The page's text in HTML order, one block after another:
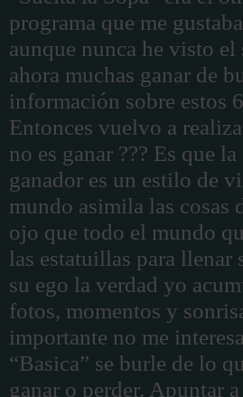
programa que me
aunque nunca he visto
ahora muchas ganar de
información sobre estos
Entonces vuelvo a
no es ganar ??? Es que
ganador es un estilo de
mundo asimila las cosas
ojo que todo el mundo
las estatuillas para llenar
su ego la verdad yo
fotos, momentos y
importante no me
“Basica” se burle de lo
ganar o perder. Apuntar